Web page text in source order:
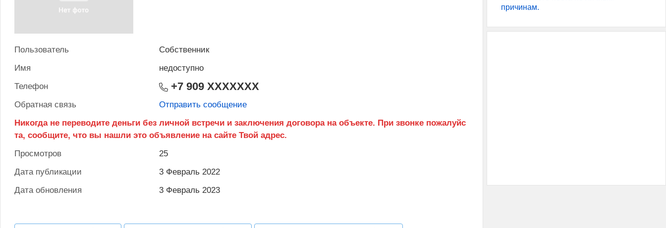
Пользователь
Собственник
Имя
недоступно
Телефон
+7 909 XXXXXXX
Обратная связь Отправить сообщение
Просмотров
25
Дата публикации
3 Февраль 2022
Дата обновления
3 Февраль 2023
причинам.